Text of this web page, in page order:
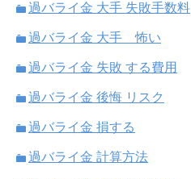
過バライ金 大手 失敗手数料
過バライ金 大手 怖い
過バライ金 失敗 する費用
過バライ金 後悔 リスク
過バライ金 損する
過バライ金 計算方法